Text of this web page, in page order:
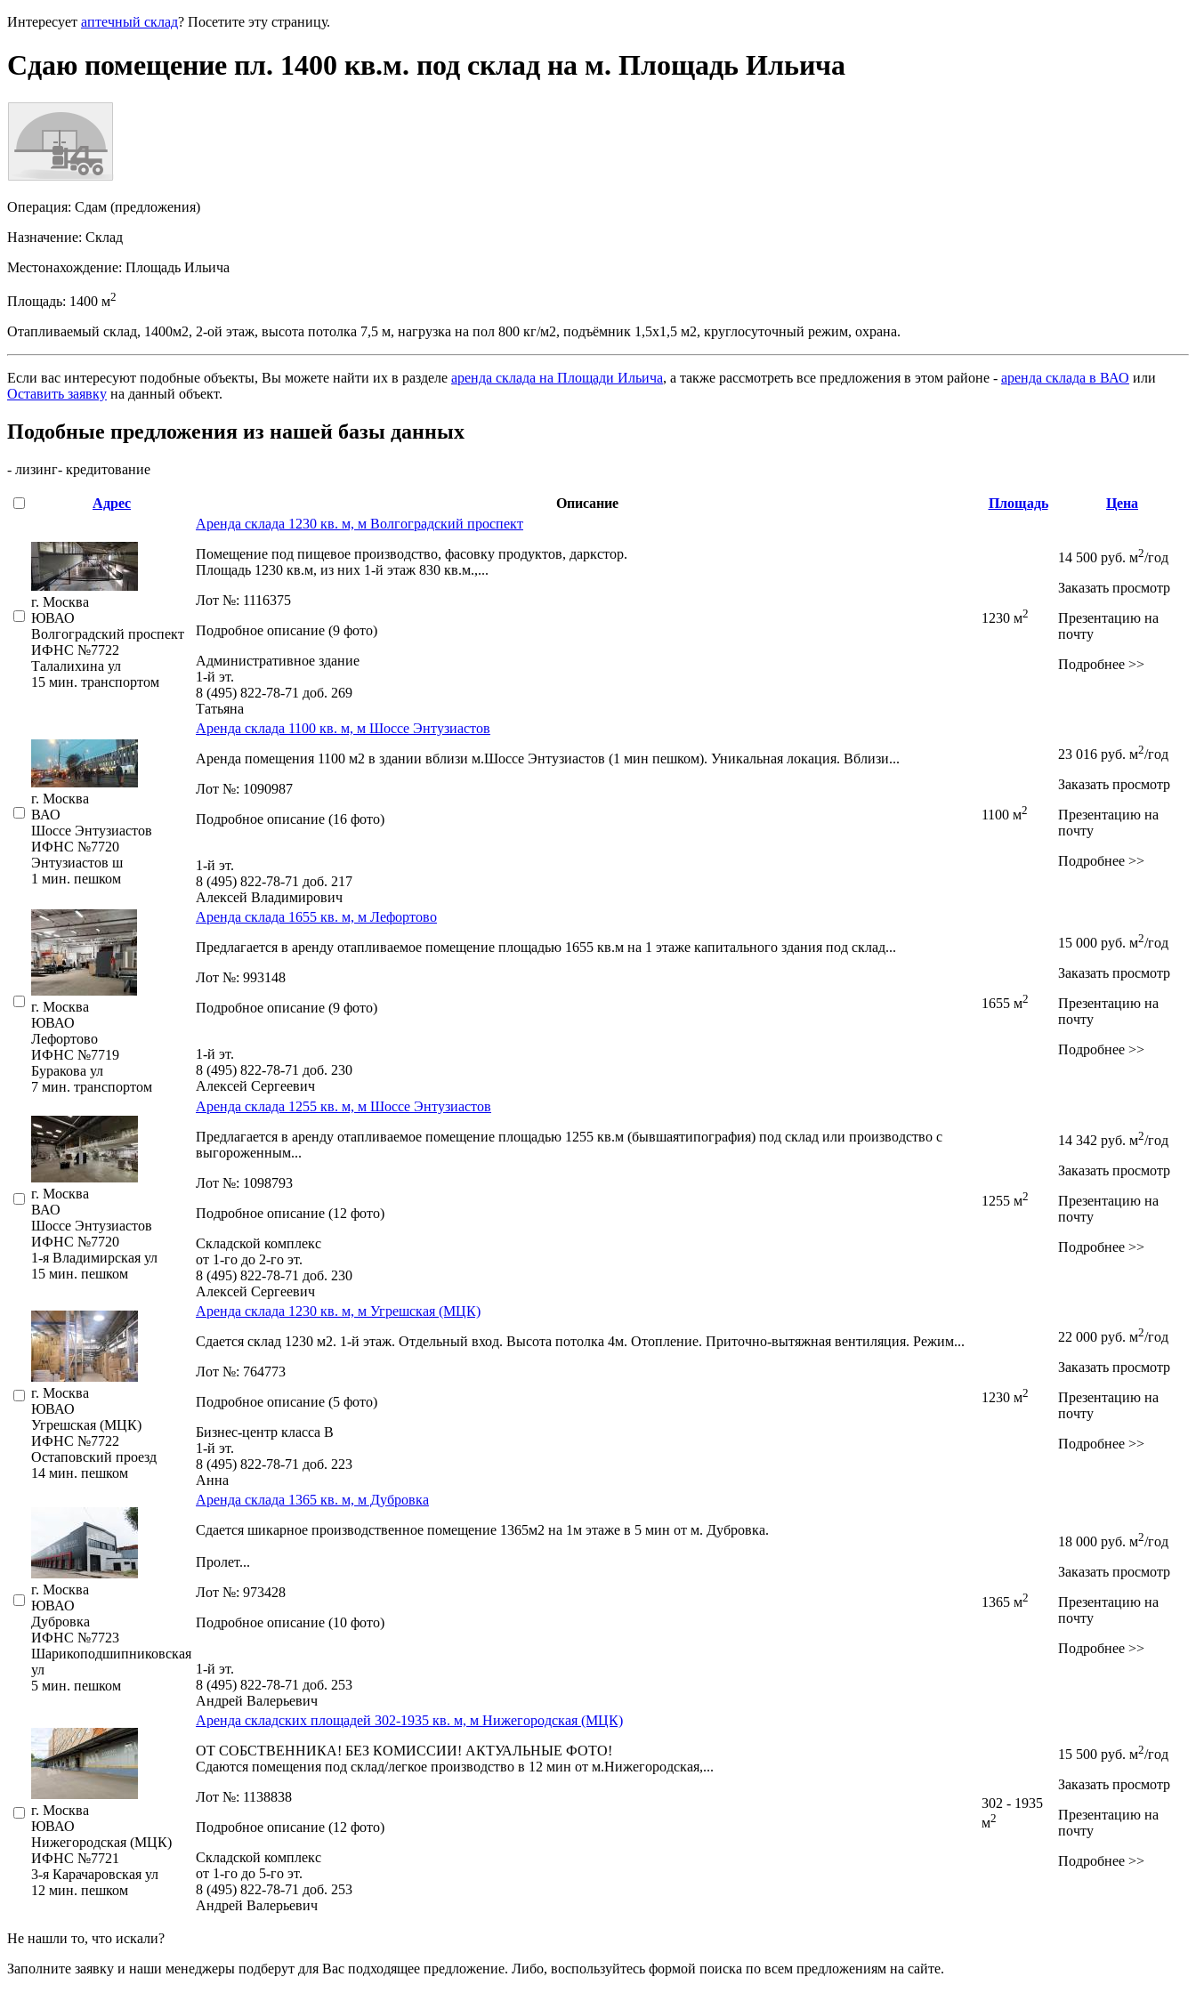
Интересует аптечный склад? Посетите эту страницу.
Сдаю помещение пл. 1400 кв.м. под склад на м. Площадь Ильича
Операция: Сдам (предложения)
Назначение: Склад
Местонахождение: Площадь Ильича
Площадь: 1400 м2
Отапливаемый склад, 1400м2, 2-ой этаж, высота потолка 7,5 м, нагрузка на пол 800 кг/м2, подъёмник 1,5х1,5 м2, круглосуточный режим, охрана.
Если вас интересуют подобные объекты, Вы можете найти их в разделе аренда склада на Площади Ильича, а также рассмотреть все предложения в этом районе - аренда склада в ВАО или
Оставить заявку на данный объект.
Подобные предложения из нашей базы данных
- лизинг- кредитование
Адрес Описание Площадь Цена
г. Москва
ЮВАО
Волгоградский проспект
ИФНС №7722
Талалихина ул
15 мин. транспортом
Аренда склада 1230 кв. м, м Волгоградский проспект
Помещение под пищевое производство,­ фасовку продуктов,­ даркстор.
Площадь 1230 кв.м,­ из них 1-й этаж 830 кв.м.,­...
Лот №: 1116375
Подробное описание (9 фото)
Административное здание
1-й эт.
8 (495) 822-78-71 доб. 269
Татьяна
1230 м2
14 500 руб. м2/год
Заказать просмотр
Презентацию на
почту
Подробнее >>
г. Москва
ВАО
Шоссе Энтузиастов
ИФНС №7720
Энтузиастов ш
1 мин. пешком
Аренда склада 1100 кв. м, м Шоссе Энтузиастов
Аренда помещения 1100 м2 в здании вблизи м.Шоссе Энтузиастов (1 мин пешком). Уникальная локация. Вблизи...
Лот №: 1090987
Подробное описание (16 фото)
1-й эт.
8 (495) 822-78-71 доб. 217
Алексей Владимирович
1100 м2
23 016 руб. м2/год
Заказать просмотр
Презентацию на
почту
Подробнее >>
г. Москва
ЮВАО
Лефортово
ИФНС №7719
Буракова ул
7 мин. транспортом
Аренда склада 1655 кв. м, м Лефортово
Предлагается в аренду отапливаемое помещение площадью 1655 кв.м на 1 этаже капитального здания под склад...
Лот №: 993148
Подробное описание (9 фото)
1-й эт.
8 (495) 822-78-71 доб. 230
Алексей Сергеевич
1655 м2
15 000 руб. м2/год
Заказать просмотр
Презентацию на
почту
Подробнее >>
г. Москва
ВАО
Шоссе Энтузиастов
ИФНС №7720
1-я Владимирская ул
15 мин. пешком
Аренда склада 1255 кв. м, м Шоссе Энтузиастов
Предлагается в аренду отапливаемое помещение площадью 1255 кв.м (бывшаятипография) под склад или производство с
выгороженным...
Лот №: 1098793
Подробное описание (12 фото)
Складской комплекс
от 1-го до 2-го эт.
8 (495) 822-78-71 доб. 230
Алексей Сергеевич
1255 м2
14 342 руб. м2/год
Заказать просмотр
Презентацию на
почту
Подробнее >>
г. Москва
ЮВАО
Угрешская (МЦК)
ИФНС №7722
Остаповский проезд
14 мин. пешком
Аренда склада 1230 кв. м, м Угрешская (МЦК)
Сдается склад 1230 м2. 1-й этаж. Отдельный вход. Высота потолка 4м. Отопление. Приточно-вытяжная вентиляция. Режим...
Лот №: 764773
Подробное описание (5 фото)
Бизнес-центр класса В
1-й эт.
8 (495) 822-78-71 доб. 223
Анна
1230 м2
22 000 руб. м2/год
Заказать просмотр
Презентацию на
почту
Подробнее >>
г. Москва
ЮВАО
Дубровка
ИФНС №7723
Шарикопод­шипниковская
ул
5 мин. пешком
Аренда склада 1365 кв. м, м Дубровка
Сдается шикарное производственное помещение 1365м2 на 1м этаже в 5 мин от м. Дубровка.
Прoлeт...
Лот №: 973428
Подробное описание (10 фото)
1-й эт.
8 (495) 822-78-71 доб. 253
Андрей Валерьевич
1365 м2
18 000 руб. м2/год
Заказать просмотр
Презентацию на
почту
Подробнее >>
г. Москва
ЮВАО
Нижегородская (МЦК)
ИФНС №7721
3-я Карачаровская ул
12 мин. пешком
Аренда складских площадей 302-1935 кв. м, м Нижегородская (МЦК)
OT СOБCТBEННИКА! БЕЗ КОMИССИИ! AКTУАЛЬНЫE ФOТО!
Сдаются помещения под склад/легкое производство в 12 мин от м.Нижегородская,­...
Лот №: 1138838
Подробное описание (12 фото)
Складской комплекс
от 1-го до 5-го эт.
8 (495) 822-78-71 доб. 253
Андрей Валерьевич
302 - 1935
м2
15 500 руб. м2/год
Заказать просмотр
Презентацию на
почту
Подробнее >>
Не нашли то, что искали?
Заполните заявку и наши менеджеры подберут для Вас подходящее предложение. Либо, воспользуйтесь формой поиска по всем предложениям на сайте.